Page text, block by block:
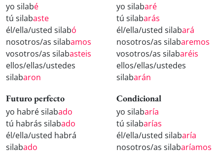
yo silabé
tú silabaste
él/ella/usted silabó
nosotros/as silabamos
vosotros/as silabasteis
ellos/ellas/ustedes
silabaron
yo silabaré
tú silabarás
él/ella/usted silabará
nosotros/as silabaremos
vosotros/as silabaréis
ellos/ellas/ustedes
silabarán
Futuro perfecto
yo habré silabado
tú habrás silabado
él/ella/usted habrá
silabado
Condicional
yo silabaría
tú silabarías
él/ella/usted silabaría
nosotros/as silabaríamos